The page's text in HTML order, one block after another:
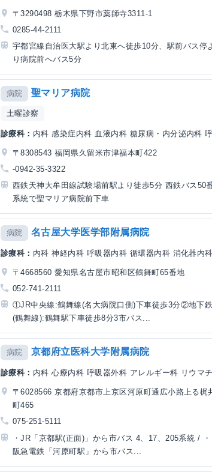
〒3290498 栃木県下野市薬師寺3311-1
0285-44-2111
宇都宮線自治医大駅より北東へ徒歩10分、駅前バス停
り病院前へバス5分
病院 聖マリア病院
土曜診察
診療科： 内科 感染症内科 血液内科 糖尿病・内分泌内科
〒8308543 福岡県久留米市津福本町422
-0942-35-3322
西鉄天神大牟田線試験場前駅より徒歩5分 西鉄バス50
系統で聖マリア病院前下車
病院 名古屋大学医学部附属病院
診療科： 内科 神経内科 呼吸器内科 循環器内科 消化器内
〒4668560 愛知県名古屋市昭和区鶴舞町65番地
052-741-2111
①JR中央線:鶴舞線(名大病院口側)下車徒歩3分②地下鉄
(鶴舞線):鶴舞駅下車徒歩8分3市バス...
病院 京都府立医科大学附属病院
診療科： 内科 心療内科 呼吸器外科 アレルギー科 リウマ
〒6028566 京都府京都市上京区河原町通広小路上る梶
町465
075-251-5111
・JR「京都駅(正面)」から市バス 4、17、205系統 / ・
阪急電鉄「河原町駅」から市バス...